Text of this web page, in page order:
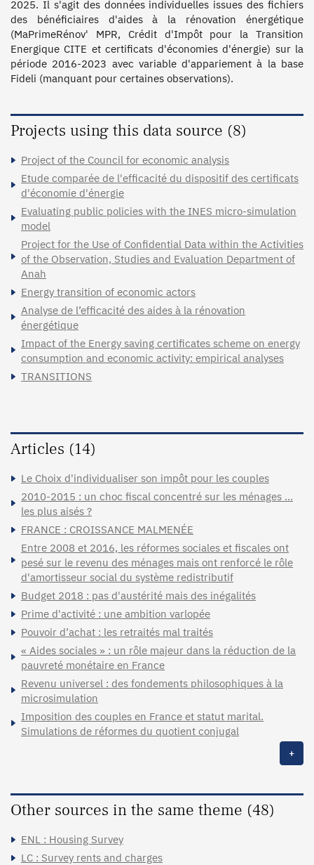
2025. Il s'agit des données individuelles issues des fichiers
des bénéficiaires d'aides à la rénovation énergétique
(MaPrimeRénov' MPR, Crédit d'Impôt pour la Transition
Energique CITE et certificats d'économies d'énergie) sur la
période 2016-2023 avec variable d'appariement à la base
Fideli (manquant pour certaines observations).
Projects using this data source (8)
Project of the Council for economic analysis
Etude comparée de l'efficacité du dispositif des certificats
d'économie d'énergie
Evaluating public policies with the INES micro-simulation
model
Project for the Use of Confidential Data within the Activities
of the Observation, Studies and Evaluation Department of
Anah
Energy transition of economic actors
Analyse de l’efficacité des aides à la rénovation
énergétique
Impact of the Energy saving certificates scheme on energy
consumption and economic activity: empirical analyses
TRANSITIONS
Articles (14)
Le Choix d'individualiser son impôt pour les couples
2010-2015 : un choc fiscal concentré sur les ménages …
les plus aisés ?
FRANCE : CROISSANCE MALMENÉE
Entre 2008 et 2016, les réformes sociales et fiscales ont
pesé sur le revenu des ménages mais ont renforcé le rôle
d'amortisseur social du système redistributif
Budget 2018 : pas d'austérité mais des inégalités
Prime d'activité : une ambition varlopée
Pouvoir d’achat : les retraités mal traités
« Aides sociales » : un rôle majeur dans la réduction de la
pauvreté monétaire en France
Revenu universel : des fondements philosophiques à la
microsimulation
Imposition des couples en France et statut marital.
Simulations de réformes du quotient conjugal
+
Other sources in the same theme (48)
ENL : Housing Survey
LC : Survey rents and charges